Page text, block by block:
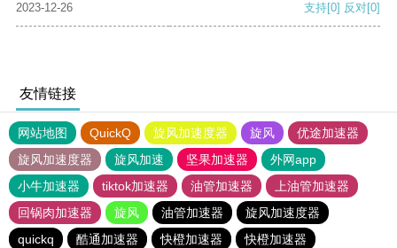
2023-12-26 支持[0] 反对[0]
友情链接
网站地图 QuickQ 旋风加速度器 旋风
优途加速器
旋风加速度器
旋风加速 坚果加速器
外网app
小牛加速器
tiktok加速器 油管加速器
上油管加速器
回锅肉加速器
旋风 油管加速器
旋风加速度器
quickq
酷通加速器 快橙加速器
快橙加速器